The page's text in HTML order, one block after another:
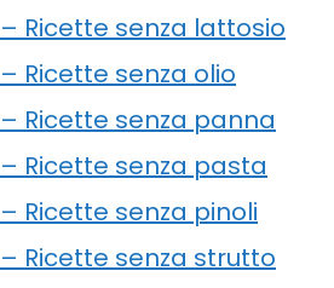
Ricette senza lattosio
Ricette senza olio
Ricette senza panna
Ricette senza pasta
Ricette senza pinoli
Ricette senza strutto